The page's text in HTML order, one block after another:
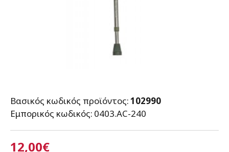
12,00€
Βασικός κωδικός προϊόντος:102990
Εμπορικός κωδικός: 0403.AC-240